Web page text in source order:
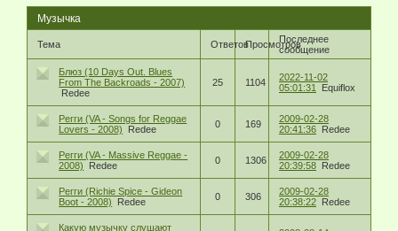
Музычка
Тема ОтветовПросмотровПоследнее
сообщение
Блюз (10 Days Out. Blues
From The Backroads - 2007)
Redee
25 1104
2022-11-02
05:01:31
Equiflox
Регги (VA - Songs for Reggae
Lovers - 2008)
Redee 0 169
2009-02-28
20:41:36 Redee
Регги (VA - Massive Reggae -
2008)
Redee 0 1306
2009-02-28
20:39:58 Redee
Регги (Richie Spice - Gideon
Boot - 2008)
Redee 0 306
2009-02-28
20:38:22 Redee
Какую музычку слушают